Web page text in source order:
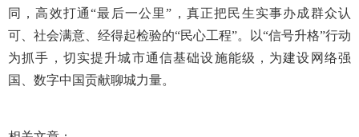
同，高效打通“最后一公里”，真正把民生实事办成群众认
可、社会满意、经得起检验的“民心工程”。以“信号升格”行动
为抓手，切实提升城市通信基础设施能级，为建设网络强
国、数字中国贡献聊城力量。